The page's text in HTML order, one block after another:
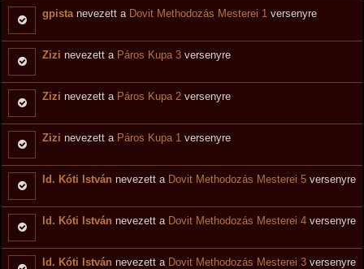
gpistanevezett a Dovit Methodozás Mesterei 1 versenyre
Zizi nevezett a Páros Kupa 3 versenyre
Zizi nevezett a Páros Kupa 2 versenyre
Zizi nevezett a Páros Kupa 1 versenyre
Id. Kóti István nevezett a Dovit Methodozás Mesterei 5 versenyre
Id. Kóti István nevezett a Dovit Methodozás Mesterei 4 versenyre
Id. Kóti István nevezett a Dovit Methodozás Mesterei 3 versenyre